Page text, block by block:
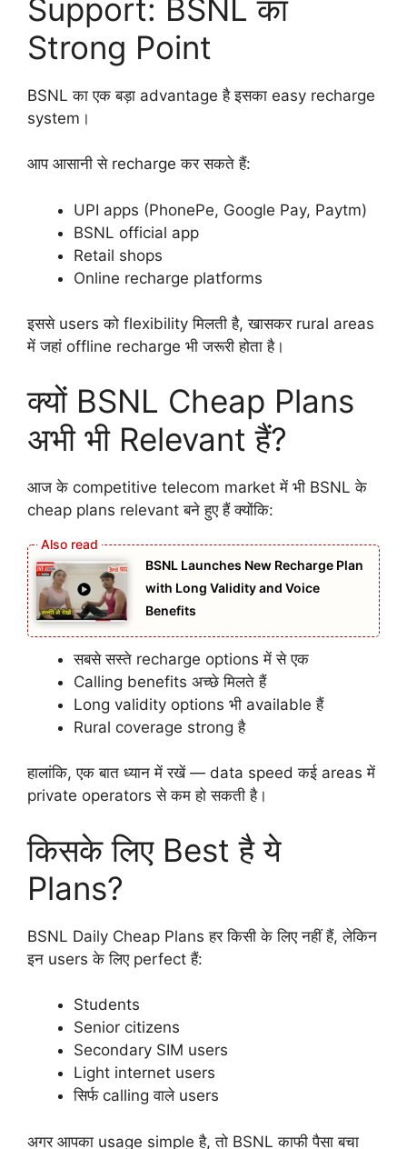
Support: BSNL का
Strong Point
BSNL का एक बड़ा advantage है इसका easy recharge
system।
आप आसानी से recharge कर सकते हैं:
UPI apps (PhonePe, Google Pay, Paytm)
BSNL official app
Retail shops
Online recharge platforms
इससे users को flexibility मिलती है, खासकर rural areas
में जहां offline recharge भी जरूरी होता है।
क्यों BSNL Cheap Plans
अभी भी Relevant हैं?
आज के competitive telecom market में भी BSNL के
cheap plans relevant बने हुए हैं क्योंकि:
BSNL Launches New Recharge Plan
with Long Validity and Voice
Benefits
सबसे सस्ते recharge options में से एक
Calling benefits अच्छे मिलते हैं
Long validity options भी available हैं
Rural coverage strong है
हालांकि, एक बात ध्यान में रखें — data speed कई areas में
private operators से कम हो सकती है।
किसके लिए Best है ये
Plans?
BSNL Daily Cheap Plans हर किसी के लिए नहीं हैं, लेकिन
इन users के लिए perfect हैं:
Students
Senior citizens
Secondary SIM users
Light internet users
सिर्फ calling वाले users
अगर आपका usage simple है, तो BSNL काफी पैसा बचा